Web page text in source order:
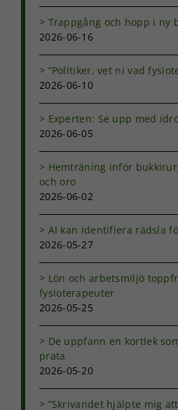
Trappgång och hopp i ny
2026-06-16
”Politiker, vet ni vad
2026-06-10
Experten: Se upp med
2026-06-05
Hemträning inför
och oro
2026-06-02
AI kan identifiera rädsla
2026-05-27
Lön och arbetsmiljö
fysioterapeuter
2026-05-25
De uppfann en kortlek
prata
2026-05-20
”Skrivandet hjälpte mig